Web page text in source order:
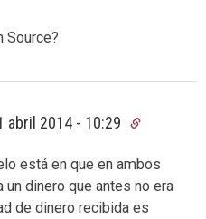
Source?
abril 2014 - 10:29
está en que en ambos
dinero que antes no era
de dinero recibida es